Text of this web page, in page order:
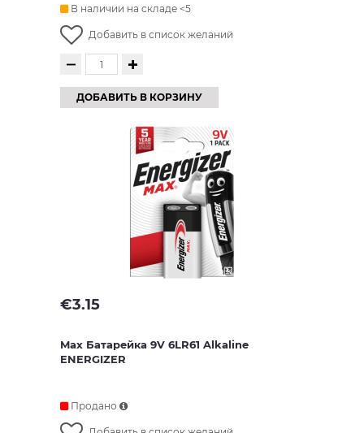
В наличии на складе <5
Добавить в список желаний
ДОБАВИТЬ В КОРЗИНУ
€3.15
Max Батарейкa 9V 6LR61 Alkaline
ENERGIZER
Продано